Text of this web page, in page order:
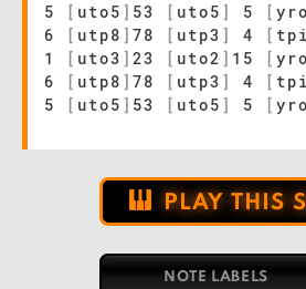
5
[ uto5 ] 53 [ uto5 ] 5 [
6
[ utp8 ] 78 [ utp3 ] 4 [ tpi
1
[ uto3 ] 23 [ uto2 ] 15 [ yro
6
[ utp8 ] 78 [ utp3 ] 4 [ tpi
5
[ uto5 ] 53 [ uto5 ] 5 [
PLAY THIS
NOTE LABELS